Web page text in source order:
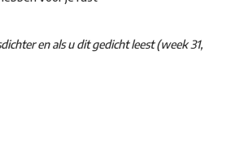
en als u dit gedicht leest (week 31,